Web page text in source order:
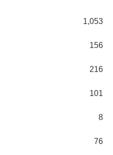
1,053
156
216
101
8
76